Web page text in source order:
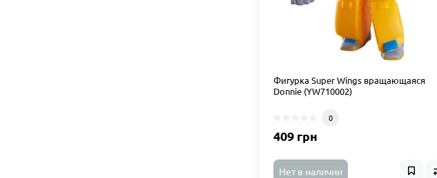
Фигурка Super Wings вращающаяся
Donnie (YW710002)
0
409 грн
Нет в наличии